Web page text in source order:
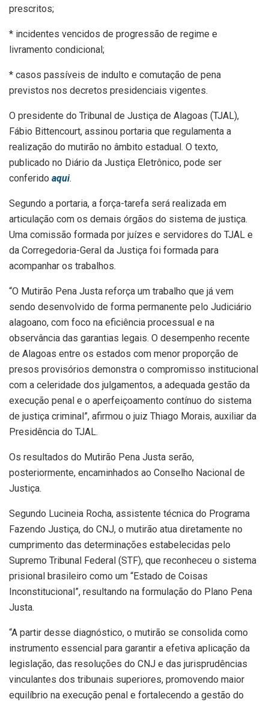
prescritos;
* incidentes vencidos de progressão de regime e
livramento condicional;
* casos passíveis de indulto e comutação de pena
previstos nos decretos presidenciais vigentes.
O presidente do Tribunal de Justiça de Alagoas (TJAL),
Fábio Bittencourt, assinou portaria que regulamenta a
realização do mutirão no âmbito estadual. O texto,
publicado no Diário da Justiça Eletrônico, pode ser
conferido aqui.
Segundo a portaria, a força-tarefa será realizada em
articulação com os demais órgãos do sistema de justiça.
Uma comissão formada por juízes e servidores do TJAL e
da Corregedoria-Geral da Justiça foi formada para
acompanhar os trabalhos.
“O Mutirão Pena Justa reforça um trabalho que já vem
sendo desenvolvido de forma permanente pelo Judiciário
alagoano, com foco na eficiência processual e na
observância das garantias legais. O desempenho recente
de Alagoas entre os estados com menor proporção de
presos provisórios demonstra o compromisso institucional
com a celeridade dos julgamentos, a adequada gestão da
execução penal e o aperfeiçoamento contínuo do sistema
de justiça criminal”, afirmou o juiz Thiago Morais, auxiliar da
Presidência do TJAL.
Os resultados do Mutirão Pena Justa serão,
posteriormente, encaminhados ao Conselho Nacional de
Justiça.
Segundo Lucineia Rocha, assistente técnica do Programa
Fazendo Justiça, do CNJ, o mutirão atua diretamente no
cumprimento das determinações estabelecidas pelo
Supremo Tribunal Federal (STF), que reconheceu o sistema
prisional brasileiro como um “Estado de Coisas
Inconstitucional”, resultando na formulação do Plano Pena
Justa.
“A partir desse diagnóstico, o mutirão se consolida como
instrumento essencial para garantir a efetiva aplicação da
legislação, das resoluções do CNJ e das jurisprudências
vinculantes dos tribunais superiores, promovendo maior
equilíbrio na execução penal e fortalecendo a gestão do